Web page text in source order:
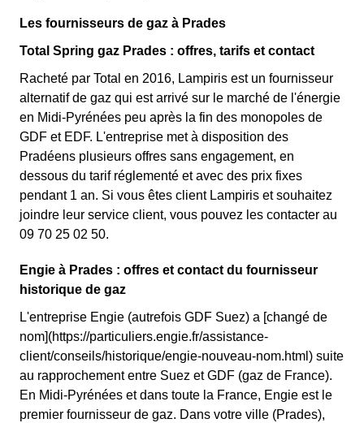
Les fournisseurs de gaz à Prades
Total Spring gaz Prades : offres, tarifs et contact
Racheté par Total en 2016, Lampiris est un fournisseur
alternatif de gaz qui est arrivé sur le marché de l'énergie
en Midi-Pyrénées peu après la fin des monopoles de
GDF et EDF. L'entreprise met à disposition des
Pradéens plusieurs offres sans engagement, en
dessous du tarif réglementé et avec des prix fixes
pendant 1 an. Si vous êtes client Lampiris et souhaitez
joindre leur service client, vous pouvez les contacter au
09 70 25 02 50.
Engie à Prades : offres et contact du fournisseur
historique de gaz
L'entreprise Engie (autrefois GDF Suez) a [changé de
nom](https://particuliers.engie.fr/assistance-
client/conseils/historique/engie-nouveau-nom.html) suite
au rapprochement entre Suez et GDF (gaz de France).
En Midi-Pyrénées et dans toute la France, Engie est le
premier fournisseur de gaz. Dans votre ville (Prades),